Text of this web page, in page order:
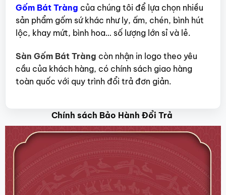
Gốm Bát Tràng của chúng tôi để lựa chọn nhiều
sản phẩm gốm sứ khác như ly, ấm, chén, bình hút
lộc, khay mứt, bình hoa… số lượng lớn sỉ và lẻ.
Sàn Gốm Bát Tràng còn nhận in logo theo yêu
cầu của khách hàng, có chính sách giao hàng
toàn quốc với quy trình đổi trả đơn giản.
Chính sách Bảo Hành Đổi Trả